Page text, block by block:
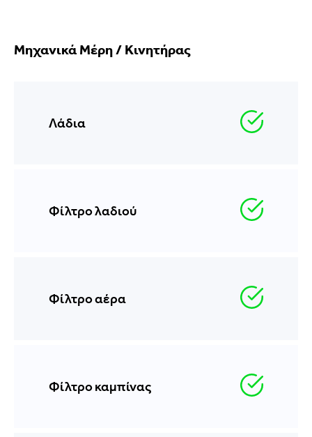
Μηχανικά Μέρη / Κινητήρας
Λάδια
Φίλτρο λαδιού
Φίλτρο αέρα
Φίλτρο καμπίνας